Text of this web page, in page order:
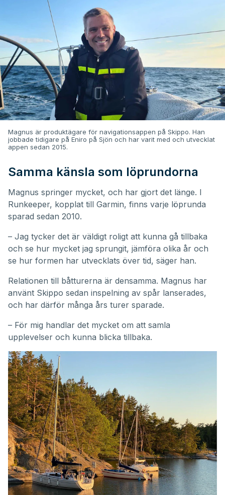
Magnus är produktägare för navigationsappen på Skippo. Han
jobbade tidigare på Eniro på Sjön och har varit med och utvecklat
appen sedan 2015.
Samma känsla som löprundorna
Magnus springer mycket, och har gjort det länge. I
Runkeeper, kopplat till Garmin, finns varje löprunda
sparad sedan 2010.
– Jag tycker det är väldigt roligt att kunna gå tillbaka
och se hur mycket jag sprungit, jämföra olika år och
se hur formen har utvecklats över tid, säger han.
Relationen till båtturerna är densamma. Magnus har
använt Skippo sedan inspelning av spår lanserades,
och har därför många års turer sparade.
– För mig handlar det mycket om att samla
upplevelser och kunna blicka tillbaka.